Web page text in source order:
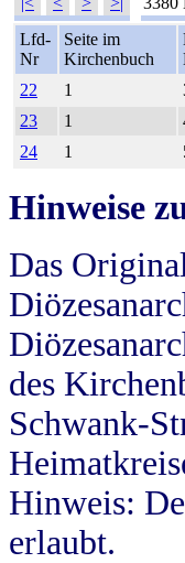
Lfd-
Nr
Seite im
Kirchenbuch
22
1
23
1
24
1
Hinweise
Das
des
Schwank-
Hinweis:
erlaubt.